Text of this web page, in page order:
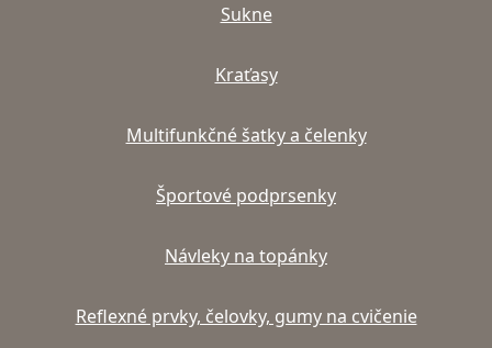
Sukne
Kraťasy
Multifunkčné šatky a čelenky
Športové podprsenky
Návleky na topánky
Reflexné prvky, čelovky, gumy na cvičenie